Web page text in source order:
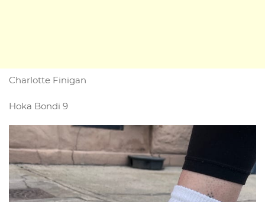
Charlotte Finigan
Hoka Bondi 9